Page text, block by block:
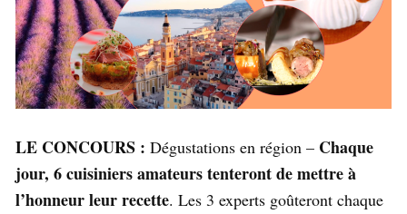
LE CONCOURS : Dégustations en région – Chaque
jour, 6 cuisiniers amateurs tenteront de mettre à
l’honneur leur recette. Les 3 experts goûteront chaque